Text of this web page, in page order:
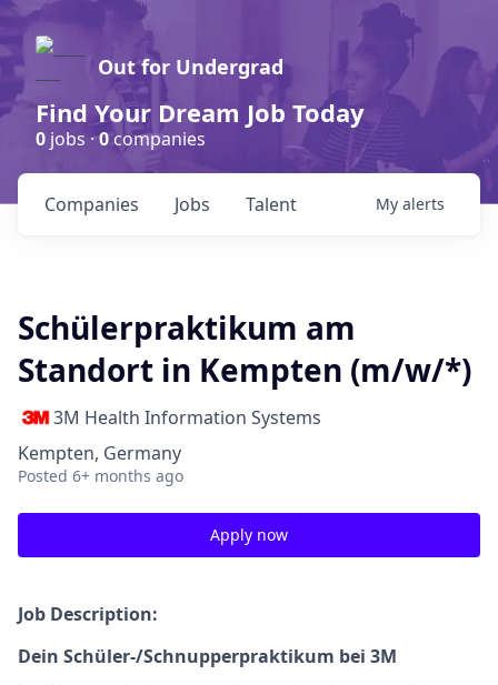
Out for Undergrad
Find Your Dream Job Today
0 jobs ·0companies
Jobs
Companies Talent My alerts
Schülerpraktikum am
Standort in Kempten (m/w/*)
3M Health Information Systems
Kempten, Germany
Posted 6+ months ago
Apply now
Job Description:
Dein Schüler-/Schnupperpraktikum bei 3M